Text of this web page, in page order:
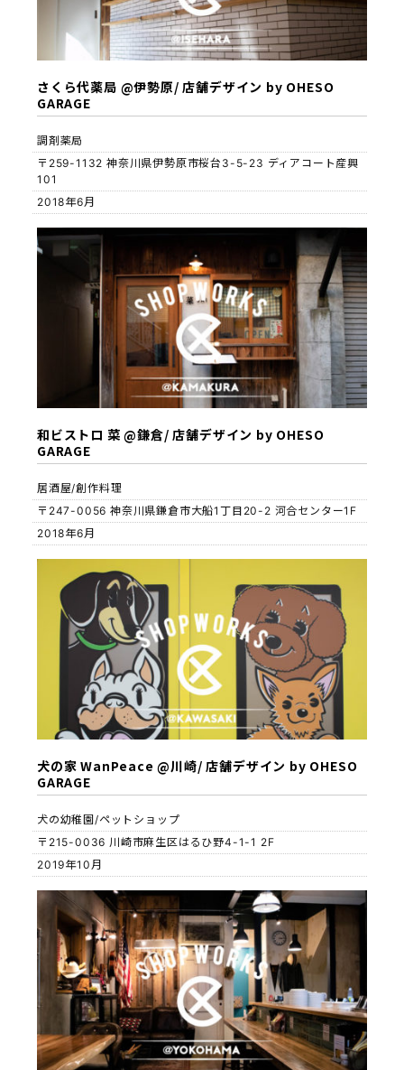
さくら代薬局 @伊勢原/ 店舗デザイン by OHESO
GARAGE
調剤薬局
〒259-1132 神奈川県伊勢原市桜台3-5-23 ディアコート産興
101
2018年6月
和ビストロ 菜 @鎌倉/ 店舗デザイン by OHESO
GARAGE
居酒屋/創作料理
〒247-0056 神奈川県鎌倉市大船1丁目20-2 河合センター1F
2018年6月
犬の家 WanPeace @川崎/ 店舗デザイン by OHESO
GARAGE
犬の幼稚園/ペットショップ
〒215-0036 川崎市麻生区はるひ野4-1-1 2F
2019年10月